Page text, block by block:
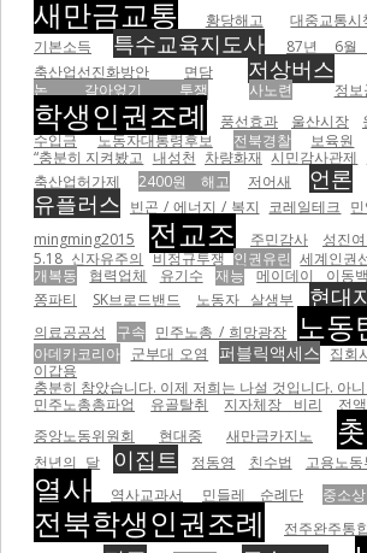
새만금교통 황당해고 대중교통시
기본소득
특수교육지도사 87년 6월
축산업선진화방안
면담 저상버스
논 갈아엎기 투쟁
사노련 정보
학생인권조례 풍선효과 울산시장
수입금
노동자대통령후보 전북경찰 보육원
“충분히 지켜봤고 내성천 차량화재 시민감사관제
축산업허가제
2400원 해고 저어새 언론
유플러스 빈곤 / 에너지 / 복지 코레일테크
mingming2015
전교조 주민감사 성진
5.18 신자유주의 비정규투쟁 인권유린 세계인권
개복동
협력업체 유기수 재능 메이데이 이동
쫑파티
SK브로드밴드 노동자 살생부 현대
의료공공성
구속 민주노총 / 희망광장 노동
아데카코리아 군부대 오염 퍼블릭액세스 집회
이갑용
충분히 참았습니다. 이제 저희는 나설 것입니다. 아
민주노총총파업
유골탈취 지자체장 비리 전
중앙노동위원회
현대중 새만금카지노
천년의 달
이집트 정동영 친수법 고용노동
열사 역사교과서 민들레 순례단 중소
전북학생인권조례 전주완주통